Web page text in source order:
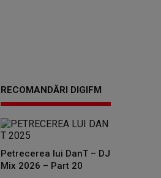
RECOMANDĂRI DIGIFM
Petrecerea lui DanT – DJ
Mix 2026 – Part 20